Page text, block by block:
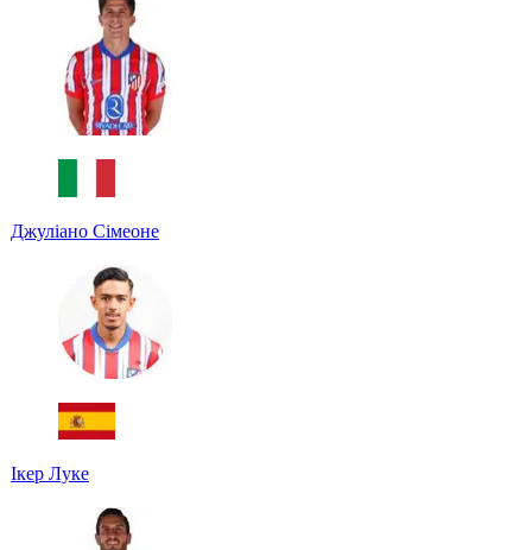
Джуліано Сімеоне
Ікер Луке